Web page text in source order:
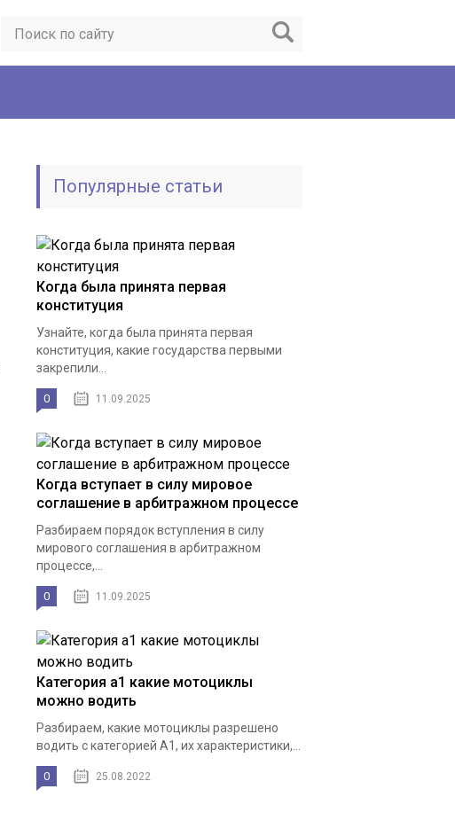
Популярные статьи
Когда была принята первая
конституция
Узнайте, когда была принята первая
конституция, какие государства первыми
закрепили...
0 11.09.2025
Когда вступает в силу мировое
соглашение в арбитражном процессе
Разбираем порядок вступления в силу
мирового соглашения в арбитражном
процессе,...
0 11.09.2025
Категория а1 какие мотоциклы
можно водить
Разбираем, какие мотоциклы разрешено
водить с категорией А1, их характеристики,...
0 25.08.2022